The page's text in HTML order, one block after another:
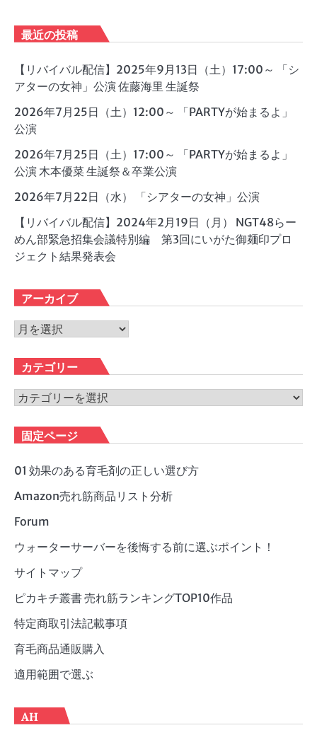
最近の投稿
【リバイバル配信】2025年9月13日（土）17:00～ 「シ
アターの女神」公演 佐藤海里 生誕祭
2026年7月25日（土）12:00～ 「PARTYが始まるよ」
公演
2026年7月25日（土）17:00～ 「PARTYが始まるよ」
公演 木本優菜 生誕祭＆卒業公演
2026年7月22日（水） 「シアターの女神」公演
【リバイバル配信】2024年2月19日（月） NGT48らー
めん部緊急招集会議特別編 第3回にいがた御麺印プロ
ジェクト結果発表会
アーカイブ
ア
カ
イ
ブ
カテゴリー
カ
ゴ
リ
ー
固定ページ
01 効果のある育毛剤の正しい選び方
Amazon売れ筋商品リスト分析
Forum
ウォーターサーバーを後悔する前に選ぶポイント！
サイトマップ
ピカキチ叢書 売れ筋ランキングTOP10作品
特定商取引法記載事項
育毛商品通販購入
適用範囲で選ぶ
AH